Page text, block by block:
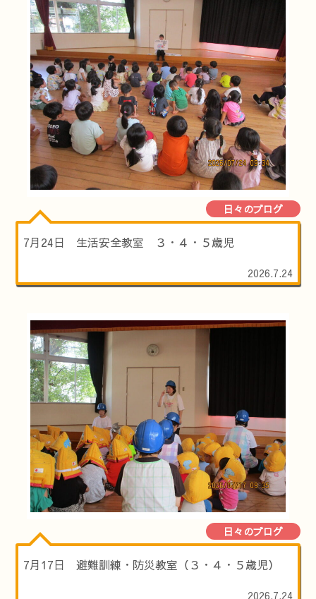
日々のブログ
7月24日 生活安全教室 ３・４・５歳児
2026.7.24
日々のブログ
7月17日 避難訓練・防災教室（３・４・５歳児）
2026.7.24